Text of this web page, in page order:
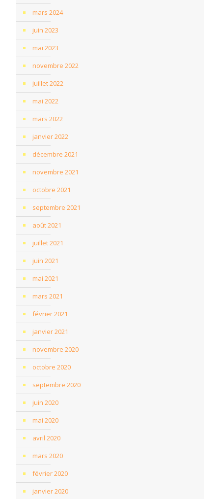
mars 2024
juin 2023
mai 2023
novembre 2022
juillet 2022
mai 2022
mars 2022
janvier 2022
décembre 2021
novembre 2021
octobre 2021
septembre 2021
août 2021
juillet 2021
juin 2021
mai 2021
mars 2021
février 2021
janvier 2021
novembre 2020
octobre 2020
septembre 2020
juin 2020
mai 2020
avril 2020
mars 2020
février 2020
janvier 2020